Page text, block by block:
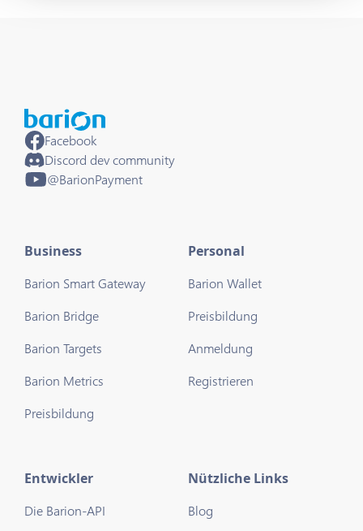
Facebook
Discord dev community
@BarionPayment
Business
Barion Smart Gateway
Barion Bridge
Barion Targets
Barion Metrics
Preisbildung
Personal
Barion Wallet
Preisbildung
Anmeldung
Registrieren
Entwickler
Die Barion-API
Nützliche Links
Blog